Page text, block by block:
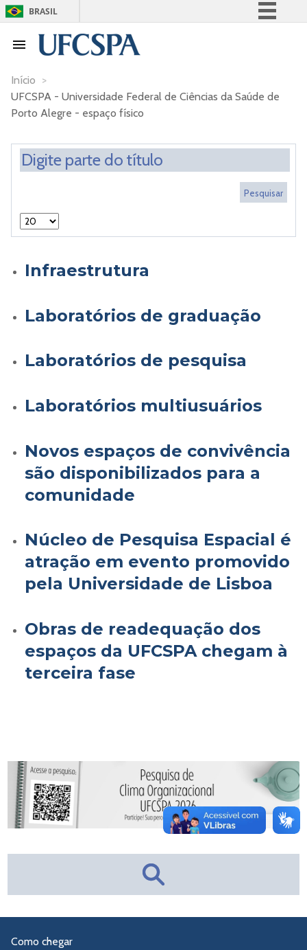
BRASIL
Acesso à informação
Canais
Início >
UFCSPA - Universidade Federal de Ciências da Saúde de
Porto Alegre - espaço físico
Infraestrutura
Laboratórios de graduação
Laboratórios de pesquisa
Laboratórios multiusuários
Novos espaços de convivência
são disponibilizados para a
comunidade
Núcleo de Pesquisa Espacial é
atração em evento promovido
pela Universidade de Lisboa
Obras de readequação dos
espaços da UFCSPA chegam à
terceira fase
Como chegar